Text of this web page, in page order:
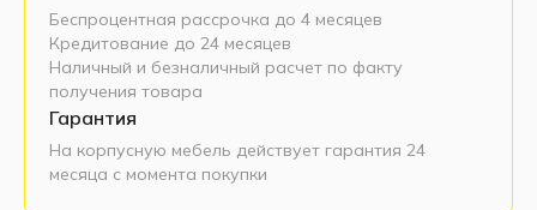
Беспроцентная рассрочка до 4 месяцев
Кредитование до 24 месяцев
Наличный и безналичный расчет по факту
получения товара
Гарантия
На корпусную мебель действует гарантия 24
месяца с момента покупки